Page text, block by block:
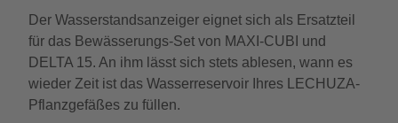
Der Wasserstandsanzeiger eignet sich als Ersatzteil
für das Bewässerungs-Set von MAXI-CUBI und
DELTA 15. An ihm lässt sich stets ablesen, wann es
wieder Zeit ist das Wasserreservoir Ihres LECHUZA-
Pflanzgefäßes zu füllen.